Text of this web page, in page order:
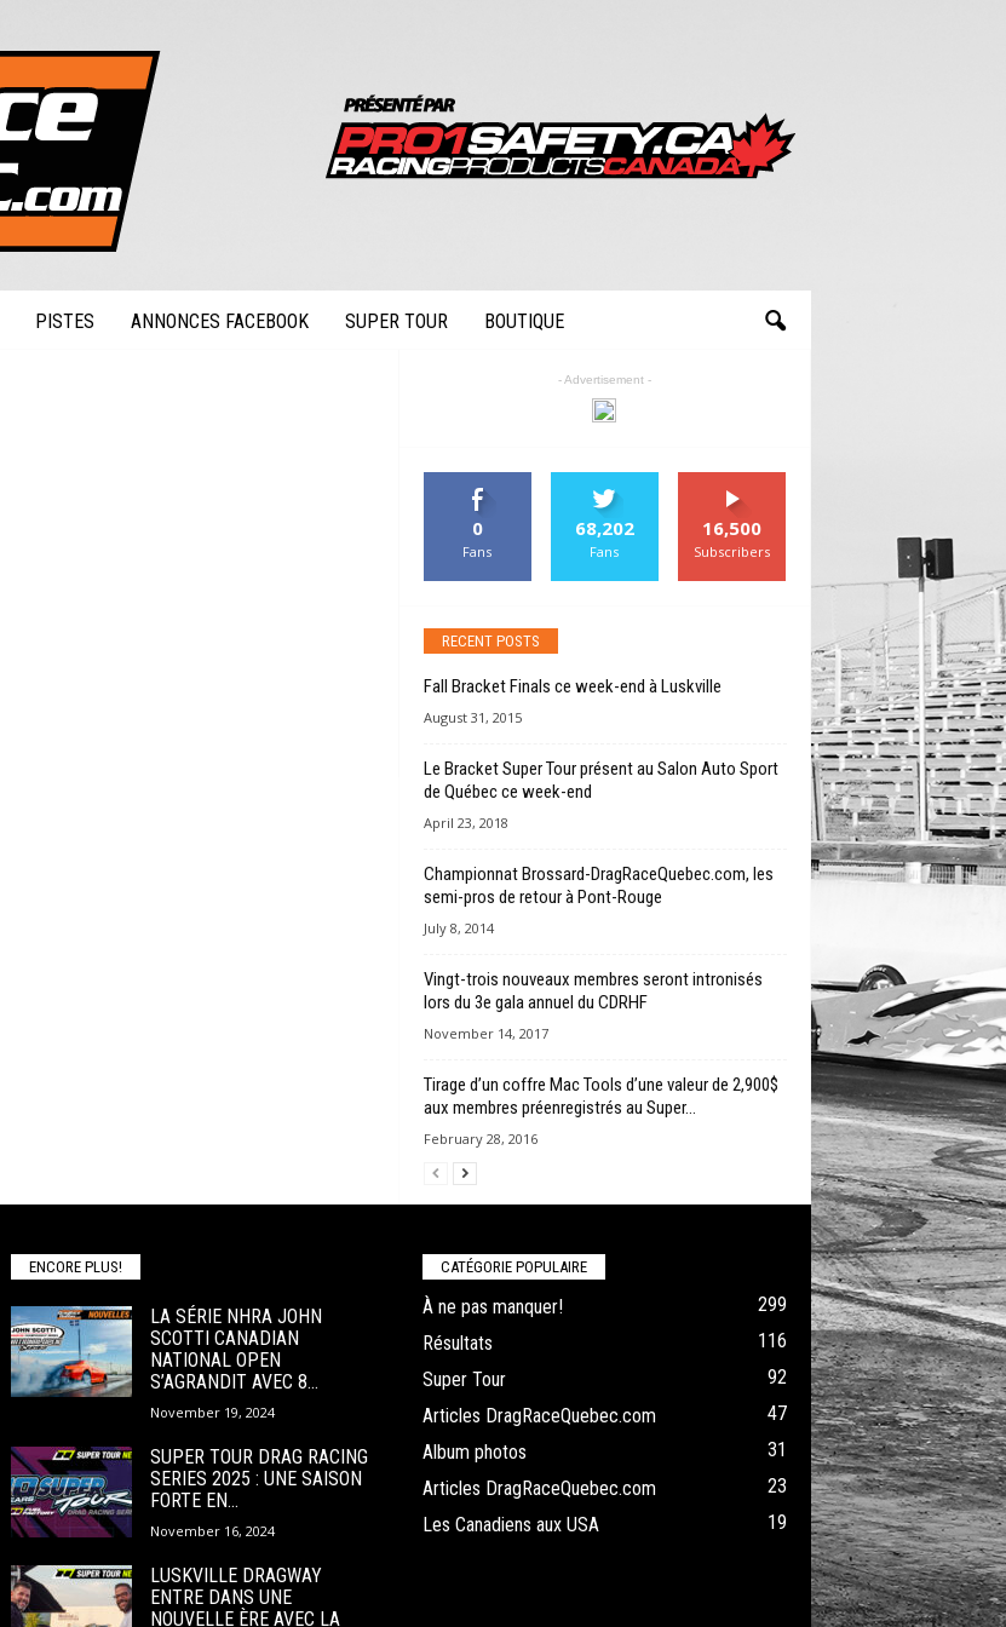
PISTES ANNONCES FACEBOOK SUPER TOUR BOUTIQUE
- Advertisement -
0
Fans
68,202
Fans
16,500
Subscribers
RECENT POSTS
Fall Bracket Finals ce week-end à Luskville
August 31, 2015
Le Bracket Super Tour présent au Salon Auto Sport
de Québec ce week-end
April 23, 2018
Championnat Brossard-DragRaceQuebec.com, les
semi-pros de retour à Pont-Rouge
July 8, 2014
Vingt-trois nouveaux membres seront intronisés
lors du 3e gala annuel du CDRHF
November 14, 2017
Tirage d’un coffre Mac Tools d’une valeur de 2,900$
aux membres préenregistrés au Super...
February 28, 2016
ENCORE PLUS!
LA SÉRIE NHRA JOHN
SCOTTI CANADIAN
NATIONAL OPEN
S’AGRANDIT AVEC 8...
November 19, 2024
SUPER TOUR DRAG RACING
SERIES 2025 : UNE SAISON
FORTE EN...
November 16, 2024
LUSKVILLE DRAGWAY
ENTRE DANS UNE
NOUVELLE ÈRE AVEC LA
CATÉGORIE POPULAIRE
À ne pas manquer!
299
Résultats
116
Super Tour
92
Articles DragRaceQuebec.com
47
Album photos
31
Articles DragRaceQuebec.com
23
Les Canadiens aux USA
19